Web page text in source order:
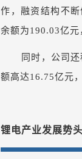
作，融资结构不
余额为190.03亿元
同时，公司
额高达16.75亿元
锂电产业发展势